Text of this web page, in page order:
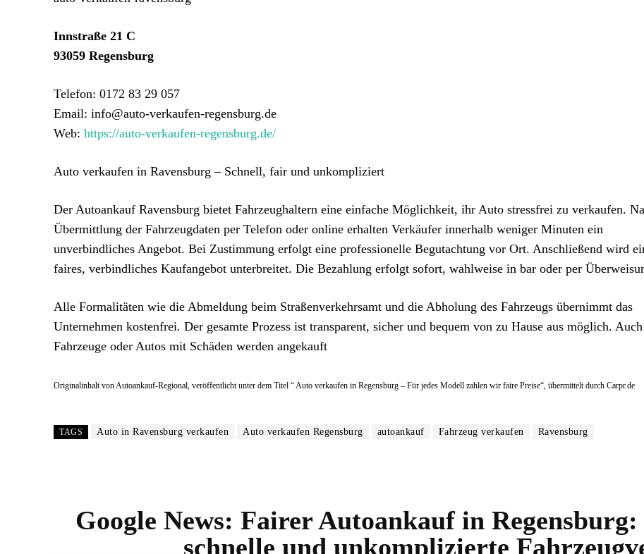
Innstraße 21 C
93059 Regensburg
Telefon: 0172 83 29 057
Email: info@auto-verkaufen-regensburg.de
Web: https://auto-verkaufen-regensburg.de/
Auto verkaufen in Ravensburg – Schnell, fair und unkompliziert
Der Autoankauf Ravensburg bietet Fahrzeughaltern eine einfache Möglichkeit, ihr Auto stressfrei zu verkaufen.
Übermittlung der Fahrzeugdaten per Telefon oder online erhalten Verkäufer innerhalb weniger Minuten ein
unverbindliches Angebot. Bei Zustimmung erfolgt eine professionelle Begutachtung vor Ort. Anschließend wird
faires, verbindliches Kaufangebot unterbreitet. Die Bezahlung erfolgt sofort, wahlweise in bar oder per
Alle Formalitäten wie die Abmeldung beim Straßenverkehrsamt und die Abholung des Fahrzeugs übernimmt das
Unternehmen kostenfrei. Der gesamte Prozess ist transparent, sicher und bequem von zu Hause aus möglich.
Fahrzeuge oder Autos mit Schäden werden angekauft
Originalinhalt von Autoankauf-Regional, veröffentlicht unter dem Titel “ Auto verkaufen in Regensburg – Für jedes Modell zahlen wir faire Preise“, übermittelt durch Carpr.de
TAGS Auto in Ravensburg verkaufen Auto verkaufen Regensburg autoankauf Fahrzeug verkaufen Ravensburg
Google News: Fairer Autoankauf in
schnelle und unkomplizierte